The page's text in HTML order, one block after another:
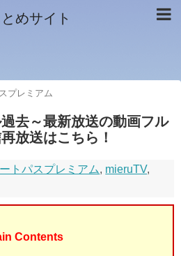
めサイト
プレミアム
去～最新放送の動画フル
放送はこちら！
トパスプレミアム, mieruTV,
Contents